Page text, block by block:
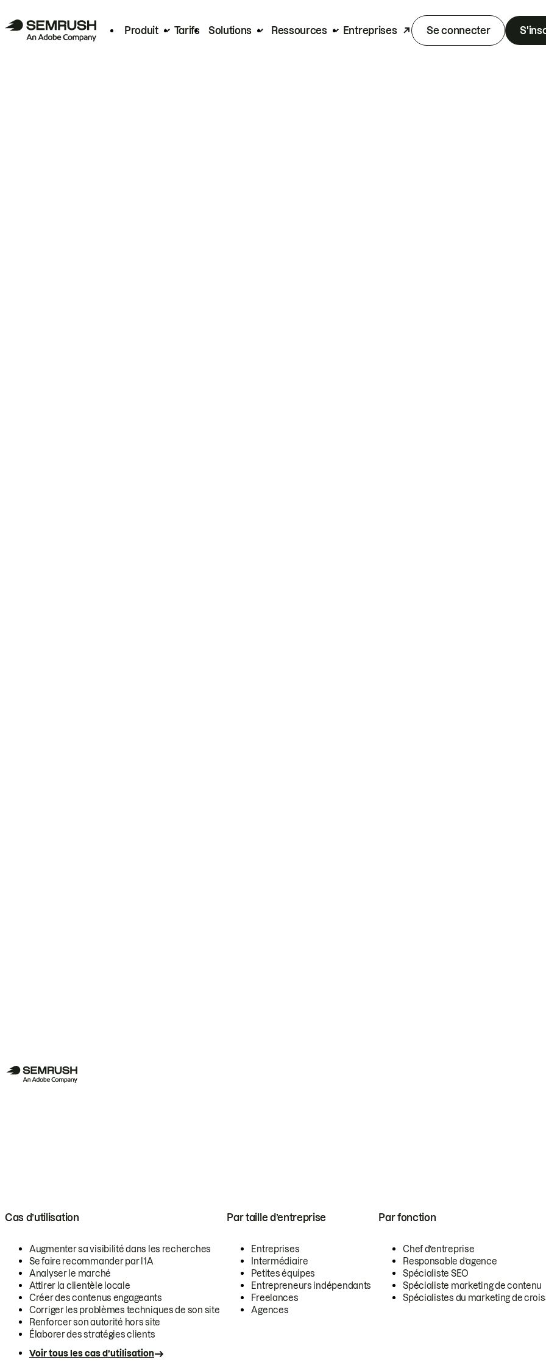
Produit Tarifs Solutions Ressources Entreprises Se connecter
Cas d’utilisation
Augmenter sa visibilité dans les recherches
Se faire recommander par l’IA
Analyser le marché
Attirer la clientèle locale
Créer des contenus engageants
Corriger les problèmes techniques de son site
Renforcer son autorité hors site
Élaborer des stratégies clients
Voir tous les cas d’utilisation
Par taille d’entreprise
Entreprises
Intermédiaire
Petites équipes
Entrepreneurs indépendants
Freelances
Agences
Par fonction
Chef d’entreprise
Responsable d’agence
Spécialiste SEO
Spécialiste marketing de contenu
Spécialistes du marketing de